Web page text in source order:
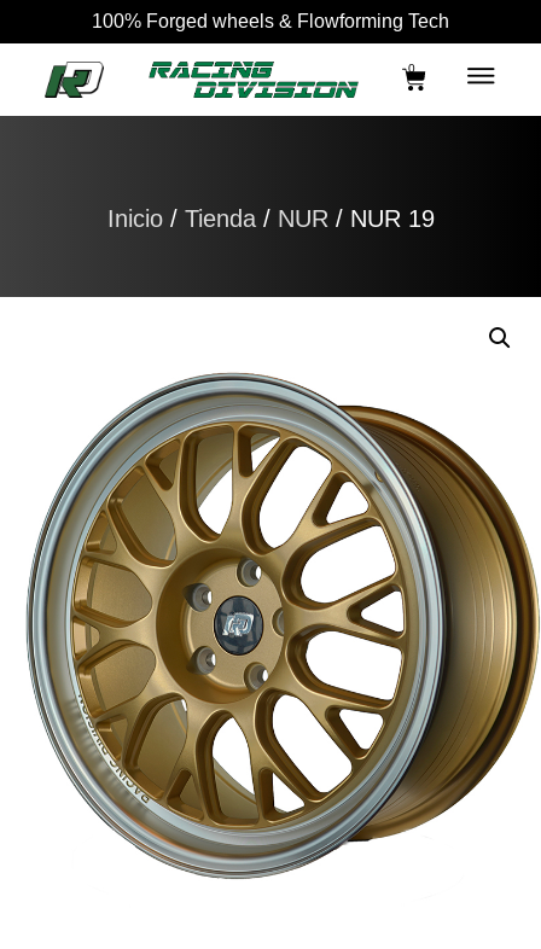
100% Forged wheels & Flowforming Tech
0
Inicio/ Tienda/ NUR / NUR 19